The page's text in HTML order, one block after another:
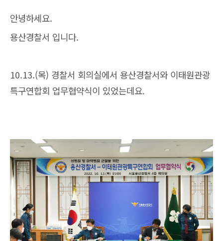
안녕하세요.
용산경찰서 입니다.
10.13.(목) 경찰서 회의실에서 용산경찰서와 이태원관광
특구연합회 업무협약식이 있었는데요.